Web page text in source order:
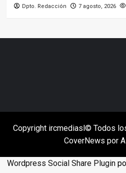
Dpto. Redacción 7 agosto, 2026
Copyright ircmediasl© Todos
CoverNews por
Wordpress Social Share Plugin